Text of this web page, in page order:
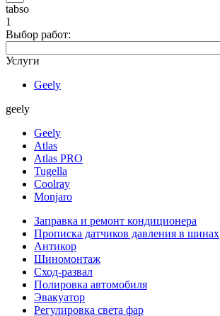
tabso
1
Выбор работ:
Услуги
Geely
geely
Geely
Atlas
Atlas PRO
Tugella
Coolray
Monjaro
Заправка и ремонт кондиционера
Прописка датчиков давления в шинах
Антикор
Шиномонтаж
Сход-развал
Полировка автомобиля
Эвакуатор
Регулировка света фар